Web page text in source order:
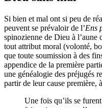
Si bien et mal ont si peu de
peuvent se prévaloir de l’Ens
spinozienne de Dieu à l’aune
tout attribut moral (volonté,
que toute soumission à des
appendice de la première
une généalogie des préjugés
partir de leur cause première,
Une fois qu’ils se